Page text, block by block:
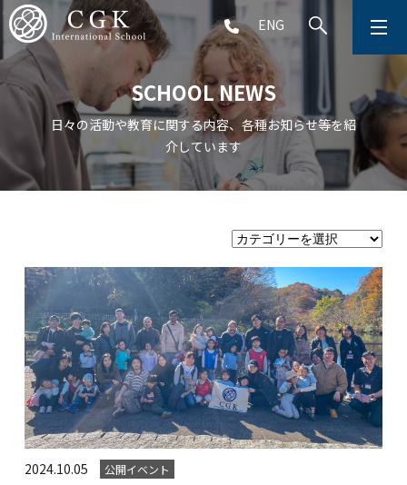
ENG
CGKについて
学校生活
プリスクール (2～5歳児)
高等部 (10～12年生)
アフタースクール (1～9年生)
海外留学・グローバル
コミュニティ
SCHOOL NEWS
日々の活動や教育に関する内容、各種お知らせ等を紹
介しています
2024.10.05 公開イベント